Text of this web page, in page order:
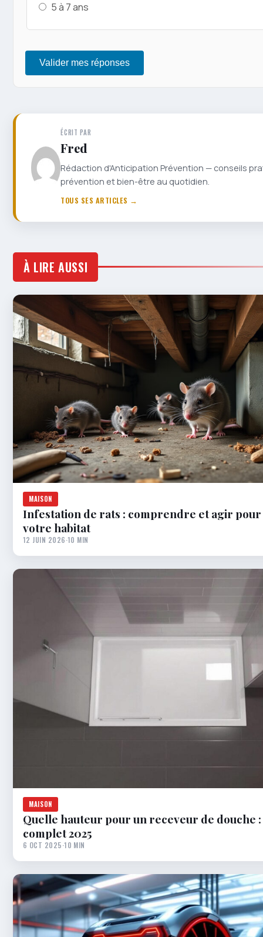
5 à 7 ans
Valider mes réponses
ÉCRIT PAR
Fred
Rédaction d'Anticipation Prévention — conseils
prévention et bien-être au quotidien.
TOUS SES ARTICLES →
À LIRE AUSSI
MAISON
Infestation de rats : comprendre et agir
votre habitat
12 JUIN 2026·10 MIN
MAISON
Quelle hauteur pour un receveur de douche
complet 2025
6 OCT 2025·10 MIN